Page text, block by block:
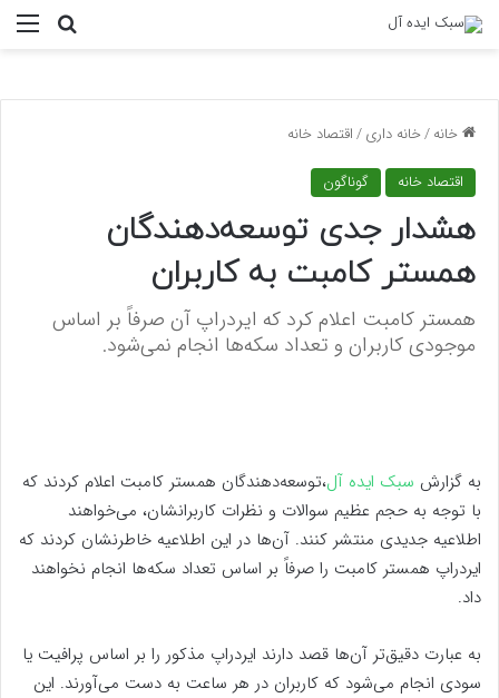
خانه/خانه داری/اقتصاد خانه
اقتصاد خانه گوناگون
هشدار جدی توسعه‌دهندگان
همستر کامبت به کاربران
همستر کامبت اعلام کرد که ایردراپ آن صرفاً بر اساس
موجودی کاربران و تعداد سکه‌ها انجام نمی‌شود.
به گزارش سبک ایده آل،توسعه‌دهندگان همستر کامبت اعلام کردند که
با توجه به حجم عظیم سوالات و نظرات کاربرانشان، می‌خواهند
اطلاعیه جدیدی منتشر کنند. آن‌ها در این اطلاعیه خاطرنشان کردند که
ایردراپ همستر‌ کامبت را صرفاً بر اساس تعداد سکه‌ها انجام نخواهند
داد.
به عبارت دقیق‌تر آن‌ها قصد دارند ایردراپ مذکور را بر اساس پرافیت یا
سودی انجام می‌شود که کاربران در هر ساعت به دست می‌آورند. این